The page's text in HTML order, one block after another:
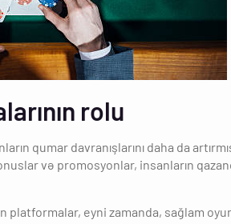
rolu
qumar davranışlarını daha da
və promosyonlar, insanların
eyni zamanda, sağlam